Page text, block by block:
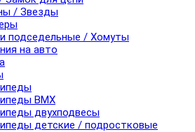
/ Звезды
подседельные / Хомуты
на авто
BMX
двухподвесы
детские / подростковые